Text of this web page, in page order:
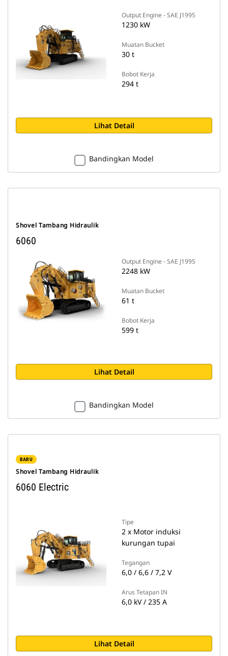
Output Engine - SAE J1995
1230 kW
Muatan Bucket
30 t
Bobot Kerja
294 t
Lihat Detail
Bandingkan Model
Shovel Tambang Hidraulik
6060
Output Engine - SAE J1995
2248 kW
Muatan Bucket
61 t
Bobot Kerja
599 t
Lihat Detail
Bandingkan Model
BARU
Shovel Tambang Hidraulik
6060 Electric
Tipe
2 x Motor induksi
kurungan tupai
Tegangan
6,0 / 6,6 / 7,2 V
Arus Tetapan IN
6,0 kV / 235 A
Lihat Detail